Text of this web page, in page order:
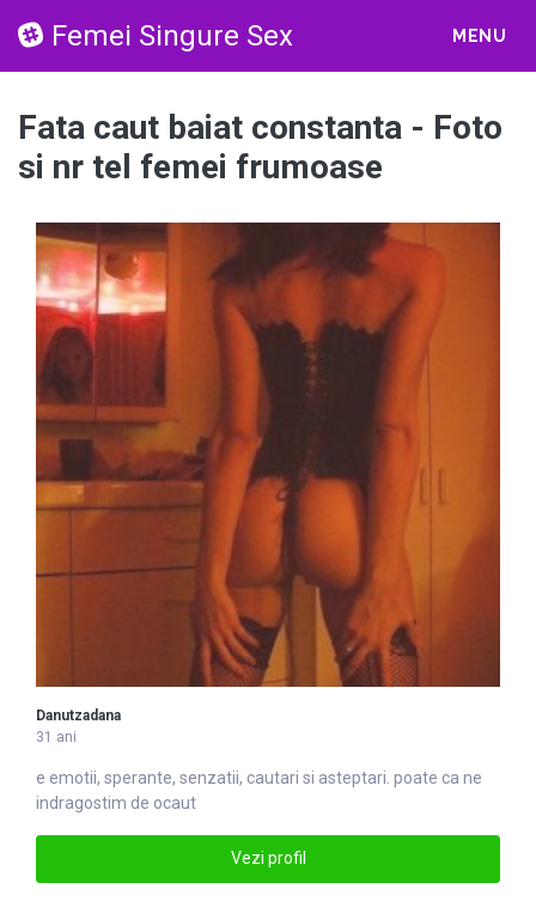
Femei Singure Sex MENU
Fata caut baiat constanta - Foto
si nr tel femei frumoase
Danutzadana
31 ani
e emotii, sperante, senzatii, cautari si asteptari. poate ca ne
indragostim de ocaut
Vezi profil